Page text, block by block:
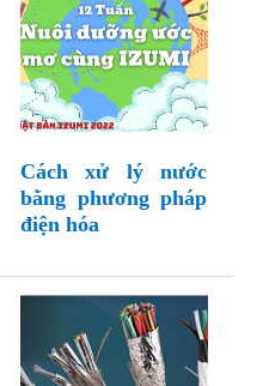
Cách xử lý nước
bằng phương pháp
điện hóa